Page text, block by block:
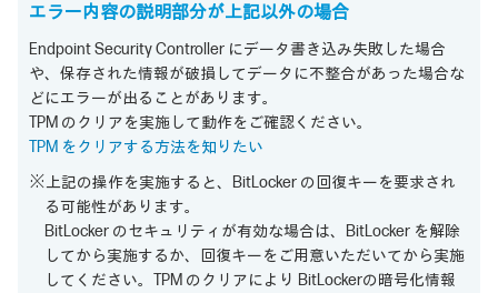
エラー内容の説明部分が上記以外の場合
Endpoint Security Controller にデータ書き込み失敗した場合
や、保存された情報が破損してデータに不整合があった場合な
どにエラーが出ることがあります。
TPM のクリアを実施して動作をご確認ください。
TPM をクリアする方法を知りたい
※上記の操作を実施すると、BitLocker の回復キーを要求され
る可能性があります。
BitLocker のセキュリティが有効な場合は、BitLocker を解除
してから実施するか、回復キーをご用意いただいてから実施
してください。TPM のクリアにより BitLockerの暗号化情報